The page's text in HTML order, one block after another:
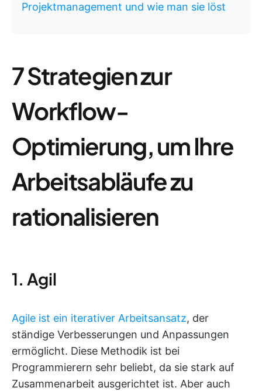
Projektmanagement und wie man sie löst
7 Strategien zur
Workflow-
Optimierung, um Ihre
Arbeitsabläufe zu
rationalisieren
1. Agil
Agile ist ein iterativer Arbeitsansatz, der
ständige Verbesserungen und Anpassungen
ermöglicht. Diese Methodik ist bei
Programmierern sehr beliebt, da sie stark auf
Zusammenarbeit ausgerichtet ist. Aber auch